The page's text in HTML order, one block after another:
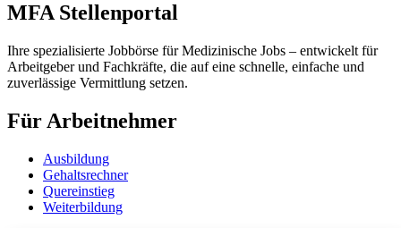
MFA Stellenportal
Ihre spezialisierte Jobbörse für Medizinische Jobs – entwickelt für
Arbeitgeber und Fachkräfte, die auf eine schnelle, einfache und
zuverlässige Vermittlung setzen.
Für Arbeitnehmer
Ausbildung
Gehaltsrechner
Quereinstieg
Weiterbildung